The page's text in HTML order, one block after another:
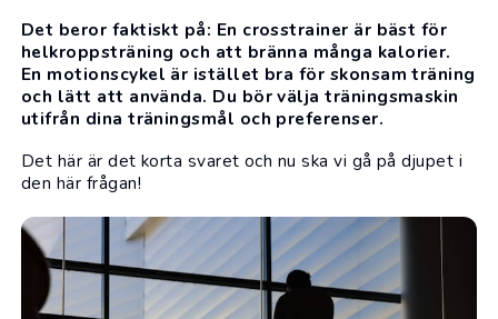
Det beror faktiskt på: En crosstrainer är bäst för
helkroppsträning och att bränna många kalorier.
En motionscykel är istället bra för skonsam träning
och lätt att använda. Du bör välja träningsmaskin
utifrån dina träningsmål och preferenser.
Det här är det korta svaret och nu ska vi gå på djupet i
den här frågan!